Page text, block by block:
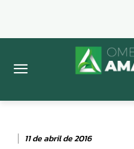
11 de abril de 2016